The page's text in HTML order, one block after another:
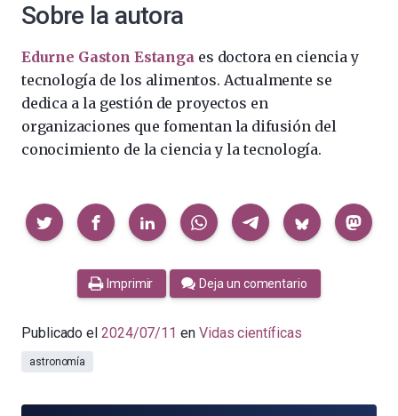
Sobre la autora
Edurne Gaston Estangaes doctora en ciencia y
tecnología de los alimentos. Actualmente se
dedica a la gestión de proyectos en
organizaciones que fomentan la difusión del
conocimiento de la ciencia y la tecnología.
Compartir
Imprimir Deja un comentario
Publicado el 2024/07/11 en Vidas científicas
astronomía